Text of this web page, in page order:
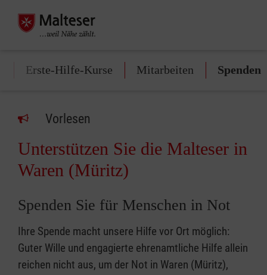
Erste-Hilfe-Kurse Mitarbeiten Spenden
Vorlesen
Unterstützen Sie die Malteser in
Waren (Müritz)
Spenden Sie für Menschen in Not
Ihre Spende macht unsere Hilfe vor Ort möglich:
Guter Wille und engagierte ehrenamtliche Hilfe allein
reichen nicht aus, um der Not in Waren (Müritz),